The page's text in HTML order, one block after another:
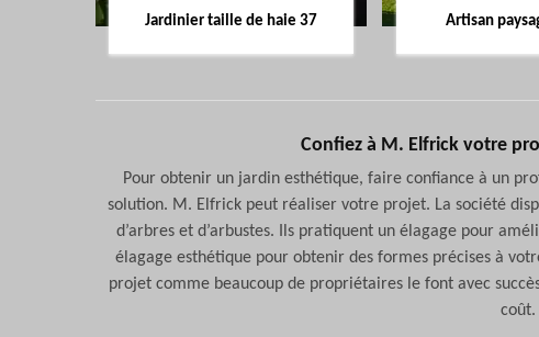
Jardinier taille de haie 37 Artisan
Confiez à M. Elfrick votre
Pour obtenir un jardin esthétique, faire confiance à un
solution. M. Elfrick peut réaliser votre projet. La société
d’arbres et d’arbustes. Ils pratiquent un élagage pour
élagage esthétique pour obtenir des formes précises à
projet comme beaucoup de propriétaires le font avec
coût.